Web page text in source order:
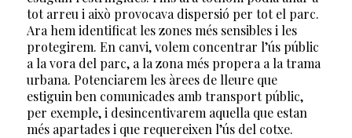
tot arreu i això provocava dispersió per tot el parc.
Ara hem identificat les zones més sensibles i les
protegirem. En canvi, volem concentrar l’ús públic
a la vora del parc, a la zona més propera a la trama
urbana. Potenciarem les àrees de lleure que
estiguin ben comunicades amb transport públic,
per exemple, i desincentivarem aquella que estan
més apartades i que requereixen l’ús del cotxe.